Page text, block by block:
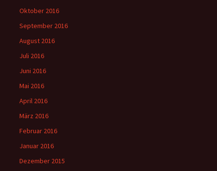
Oktober 2016
September 2016
August 2016
Juli 2016
Juni 2016
Mai 2016
April 2016
März 2016
Februar 2016
Januar 2016
Dezember 2015